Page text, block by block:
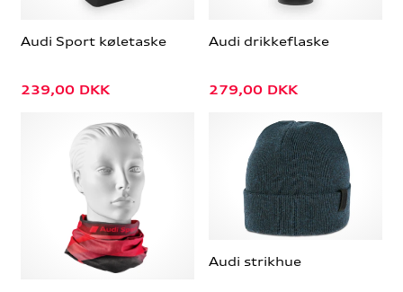
Audi Sport køletaske
239,00 DKK
Audi drikkeflaske
279,00 DKK
Audi strikhue